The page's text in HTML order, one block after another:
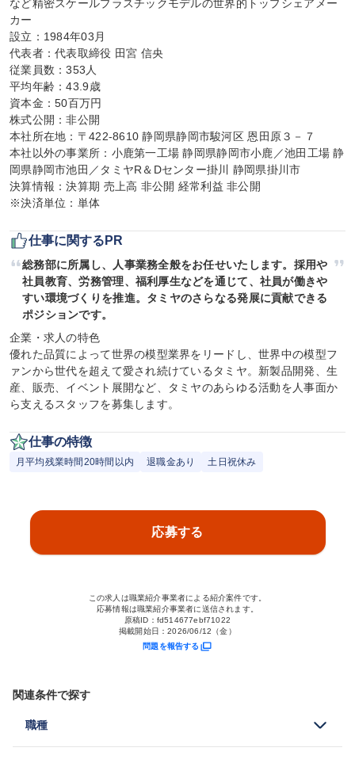
など精密スケールプラスチックモデルの世界的トップシェアメー
カー
設立：1984年03月
代表者：代表取締役 田宮 信央
従業員数：353人
平均年齢：43.9歳
資本金：50百万円
株式公開：非公開
本社所在地：〒422-8610 静岡県静岡市駿河区 恩田原３－７
本社以外の事業所：小鹿第一工場 静岡県静岡市小鹿／池田工場 静
岡県静岡市池田／タミヤR＆Dセンター掛川 静岡県掛川市
決算情報：決算期 売上高 非公開 経常利益 非公開
※決済単位：単体
仕事に関するPR
総務部に所属し、人事業務全般をお任せいたします。採用や
社員教育、労務管理、福利厚生などを通じて、社員が働きや
すい環境づくりを推進。タミヤのさらなる発展に貢献できる
ポジションです。
企業・求人の特色
優れた品質によって世界の模型業界をリードし、世界中の模型フ
ァンから世代を超えて愛され続けているタミヤ。新製品開発、生
産、販売、イベント展開など、タミヤのあらゆる活動を人事面か
ら支えるスタッフを募集します。
仕事の特徴
月平均残業時間20時間以内 退職金あり 土日祝休み
応募する
この求人は職業紹介事業者による紹介案件です。
応募情報は職業紹介事業者に送信されます。
原稿ID： fd514677ebf71022
掲載開始日：2026/06/12（金）
問題を報告する
関連条件で探す
職種